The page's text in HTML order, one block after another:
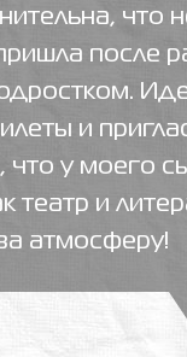
что
после
и
что у моего
театр и
атмосферу!